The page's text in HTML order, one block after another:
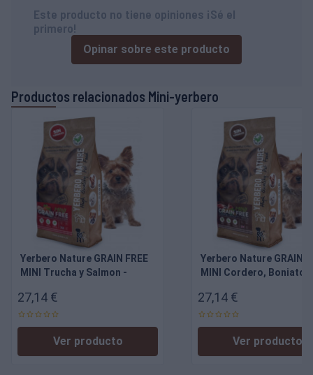
Este producto no tiene opiniones ¡Sé el
primero!
Opinar sobre este producto
Productos relacionados Mini-yerbero
Yerbero Nature GRAIN FREE
MINI Trucha y Salmon -
perros de razas mini
27,14 €
Ver producto
Yerbero Nature GRAIN
MINI Cordero, Boniato y
cereales para perros de
razas mini
27,14 €
Ver producto